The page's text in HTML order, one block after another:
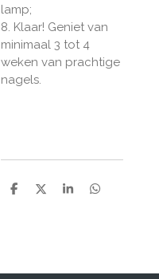
lamp;
8. Klaar! Geniet van
minimaal 3 tot 4
weken van prachtige
nagels.
D
D
S
D